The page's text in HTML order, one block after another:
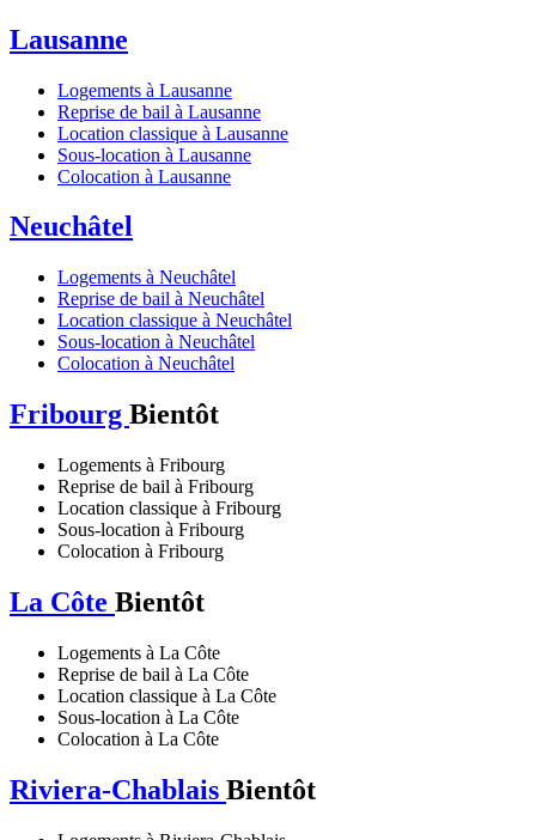
Lausanne
Logements à Lausanne
Reprise de bail à Lausanne
Location classique à Lausanne
Sous-location à Lausanne
Colocation à Lausanne
Neuchâtel
Logements à Neuchâtel
Reprise de bail à Neuchâtel
Location classique à Neuchâtel
Sous-location à Neuchâtel
Colocation à Neuchâtel
Fribourg Bientôt
Logements à Fribourg
Reprise de bail à Fribourg
Location classique à Fribourg
Sous-location à Fribourg
Colocation à Fribourg
La Côte Bientôt
Logements à La Côte
Reprise de bail à La Côte
Location classique à La Côte
Sous-location à La Côte
Colocation à La Côte
Riviera-Chablais Bientôt